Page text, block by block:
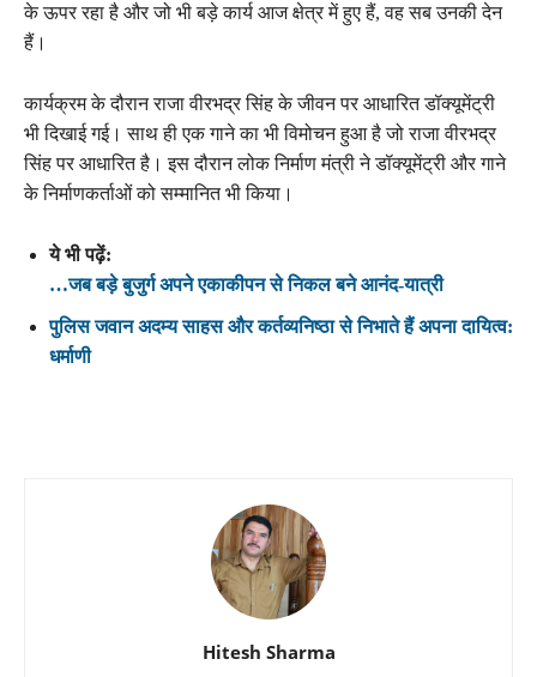
के ऊपर रहा है और जो भी बड़े कार्य आज क्षेत्र में हुए हैं, वह सब उनकी देन
हैं।
कार्यक्रम के दौरान राजा वीरभद्र सिंह के जीवन पर आधारित डॉक्यूमेंट्री
भी दिखाई गई। साथ ही एक गाने का भी विमोचन हुआ है जो राजा वीरभद्र
सिंह पर आधारित है। इस दौरान लोक निर्माण मंत्री ने डॉक्यूमेंट्री और गाने
के निर्माणकर्ताओं को सम्मानित भी किया।
ये भी पढ़ें:
…जब बड़े बुजुर्ग अपने एकाकीपन से निकल बने आनंद-यात्री
पुलिस जवान अदम्य साहस और कर्तव्यनिष्ठा से निभाते हैं अपना दायित्व:
धर्माणी
Hitesh Sharma